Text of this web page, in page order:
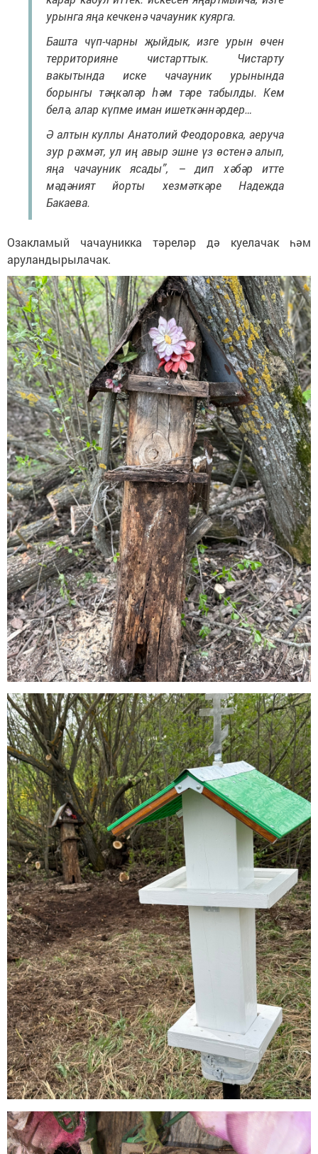
урынга яңа кечкенә чачауник куярга.
Башта чүп-чарны җыйдык, изге урын өчен
территорияне чистарттык. Чистарту
вакытында иске чачауник урынында
борынгы тәңкәләр һәм тәре табылды. Кем
белә, алар күпме иман ишеткәннәрдер…
Ә алтын куллы Анатолий Феодоровка, аеруча
зур рәхмәт, ул иң авыр эшне үз өстенә алып,
яңа чачауник ясады”, – дип хәбәр итте
мәдәният йорты хезмәткәре Надежда
Бакаева.
Озакламый чачауникка тәреләр дә куелачак һәм
аруландырылачак.